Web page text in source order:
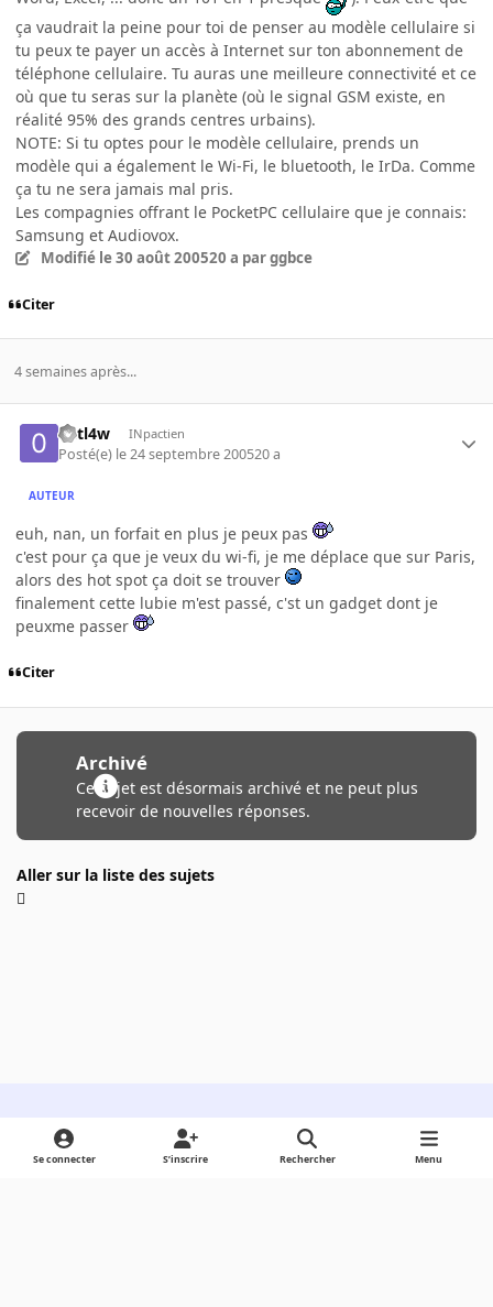
ça vaudrait la peine pour toi de penser au modèle cellulaire si
tu peux te payer un accès à Internet sur ton abonnement de
téléphone cellulaire. Tu auras une meilleure connectivité et ce
où que tu seras sur la planète (où le signal GSM existe, en
réalité 95% des grands centres urbains).
NOTE: Si tu optes pour le modèle cellulaire, prends un
modèle qui a également le Wi-Fi, le bluetooth, le IrDa. Comme
ça tu ne sera jamais mal pris.
Les compagnies offrant le PocketPC cellulaire que je connais:
Samsung et Audiovox.
Modifié le 30 août 200520 a par ggbce
Citer
4 semaines après...
0utl4w INpactien
Posté(e) le 24 septembre 200520 a
AUTEUR
euh, nan, un forfait en plus je peux pas
c'est pour ça que je veux du wi-fi, je me déplace que sur Paris,
alors des hot spot ça doit se trouver
finalement cette lubie m'est passé, c'st un gadget dont je
peuxme passer
Citer
Archivé
Ce sujet est désormais archivé et ne peut plus
recevoir de nouvelles réponses.
Aller sur la liste des sujets
Light ModeDark ModeSystem Preference
Se connecter S’inscrire Rechercher Menu